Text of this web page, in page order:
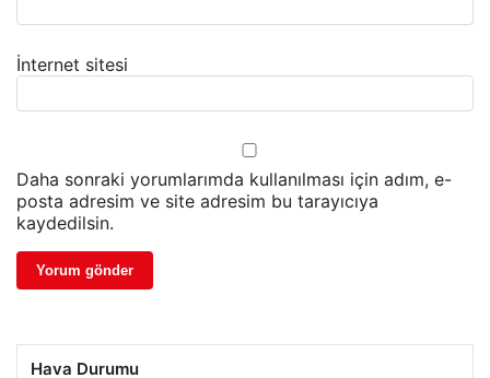
İnternet sitesi
Daha sonraki yorumlarımda kullanılması için adım, e-
posta adresim ve site adresim bu tarayıcıya
kaydedilsin.
Hava Durumu